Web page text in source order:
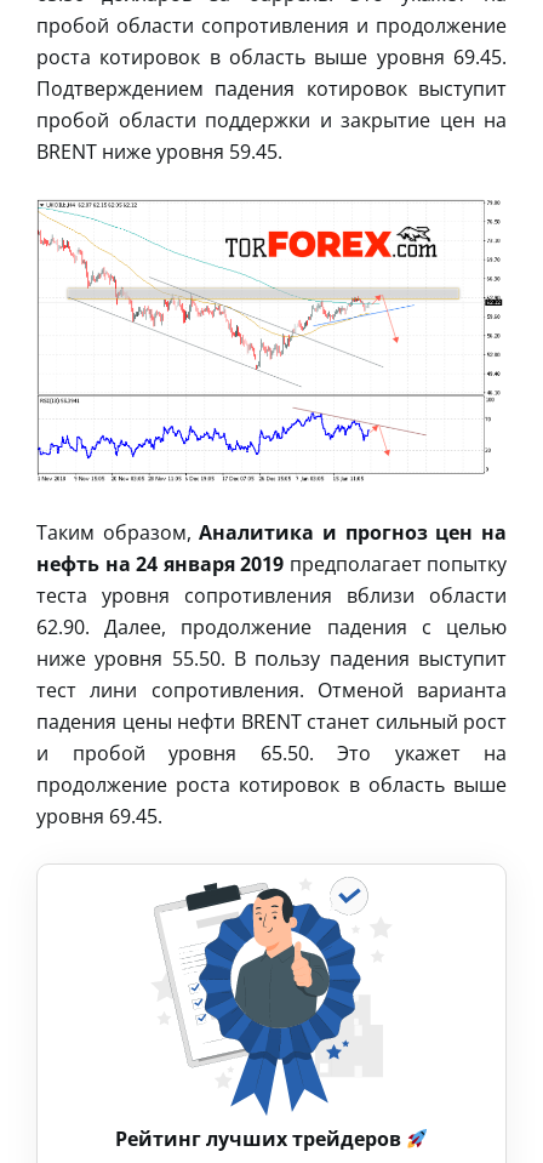
пробой области сопротивления и продолжение
роста котировок в область выше уровня 69.45.
Подтверждением падения котировок выступит
пробой области поддержки и закрытие цен на
BRENT ниже уровня 59.45.
Таким образом,Аналитика и прогноз цен на
нефть на 24 января 2019 предполагает попытку
теста уровня сопротивления вблизи области
62.90. Далее, продолжение падения с целью
ниже уровня 55.50. В пользу падения выступит
тест лини сопротивления. Отменой варианта
падения цены нефти BRENT станет сильный рост
и пробой уровня 65.50. Это укажет на
продолжение роста котировок в область выше
уровня 69.45.
Рейтинг лучших трейдеров